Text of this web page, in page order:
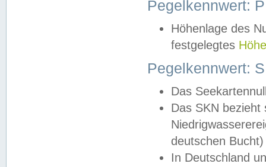
Pegelkennwert:
Höhenlage des
festgelegtes
Pegelkennwert:
Das
Das SKN
deutschen
In Deutschland